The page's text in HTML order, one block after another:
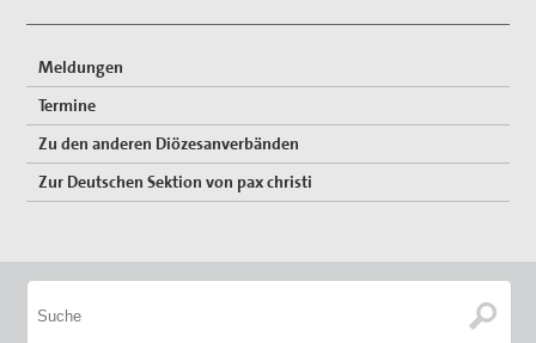
Meldungen
Termine
Zu den anderen Diözesanverbänden
Zur Deutschen Sektion von pax christi